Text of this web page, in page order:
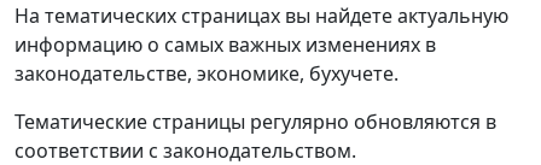
На тематических страницах вы найдете актуальную
информацию о самых важных изменениях в
законодательстве, экономике, бухучете.
Тематические страницы регулярно обновляются в
соответствии с законодательством.